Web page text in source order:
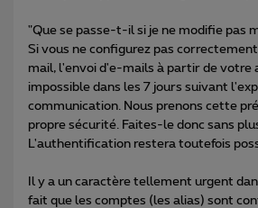
"Que se passe-t-il si je ne modifie pas
Si vous ne configurez pas
mail, l'envoi d'e-mails à partir de votre
impossible dans les 7 jours suivant
communication. Nous prenons cette
propre sécurité. Faites-le donc sans
L'authentification restera toutefois
Il y a un caractère tellement urgent
fait que les comptes (les alias) sont